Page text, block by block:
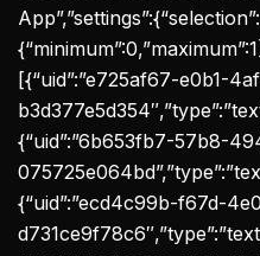
App”,”settings”:{“selection”:
[{“uid”:”e725af67-e0b1-
{“uid”:”6b653fb7-57b8-
{“uid”:”ecd4c99b-f67d-